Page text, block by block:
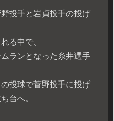
投手と岩貞投手の投げ
る中で、
ランとなった糸井選手
投球で菅野投手に投げ
台へ。